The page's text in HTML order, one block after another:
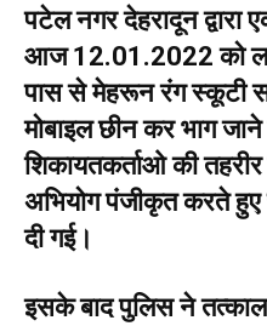
पटेल नगर देहरादून द्वारा
आज 12.01.2022 को
पास से मेहरून रंग स्कूटी
मोबाइल छीन कर भाग
शिकायतकर्ताओ की
अभियोग पंजीकृत करते हुए
दी गई।
इसके बाद पुलिस ने